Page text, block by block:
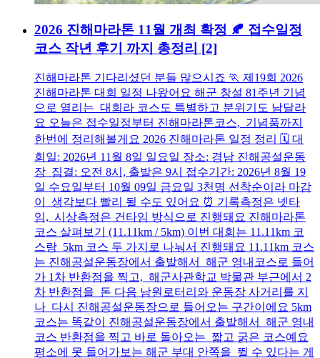
2026 진해마라톤 11월 개최 확정 🍂 접수일정
코스 작년 후기 까지 총정리 [2]
진해마라톤 기다리셨던 분들 많으시죠 🏃 제19회 2026
진해마라톤 대회 일정 나왔어요 해군 창설 81주년 기념
으로 열리는 대회라 코스도 특별하고 분위기도 남달라
요 오늘은 접수일정부터 진해마라톤코스, 기념품까지
한번에 정리해볼게요 2026 진해마라톤 일정 정리 🗓️ 대
회일: 2026년 11월 8일 일요일 장소: 경남 진해공설운동
장 집결: 오전 8시, 출발은 9시 접수기간: 2026년 8월 19
일 수요일부터 10월 09일 금요일 3천명 선착순이라 마감
이 생각보다 빨리 될 수도 있어요 ⏰ 기록측정은 넷타
임, 시상측정은 건타임 방식으로 진행돼요 진해마라톤
코스 살펴보기 (11.11km / 5km) 이번 대회는 11.11km 코
스랑 5km 코스 두 가지로 나눠서 진행돼요 11.11km 코스
는 진해공설운동장에서 출발해서 해군 영내코스로 들어
가 1차 반환점을 찍고, 해군사관학교 박물관 부근에서 2
차 반환점을 돈 다음 남원로터리와 운동장 사거리를 지
나 다시 진해공설운동장으로 들어오는 구간이에요 5km
코스는 똑같이 진해공설운동장에서 출발해서 해군 영내
코스 반환점을 찍고 바로 돌아오는 짧고 굵은 코스예요
평소에 못 들어가보는 해군 부대 안쪽을 뛸 수 있다는 게